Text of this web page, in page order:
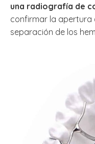
una radiografía de
confirmar la apertura
separación de los